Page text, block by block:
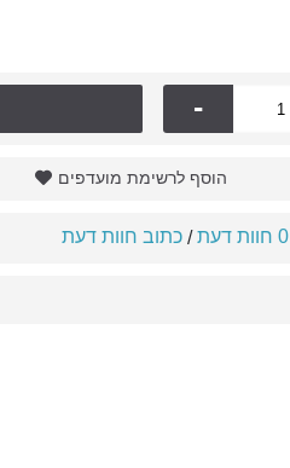
-
הוסף לרשימת מועדפים
0 חוות דעת / כתוב חוות דעת